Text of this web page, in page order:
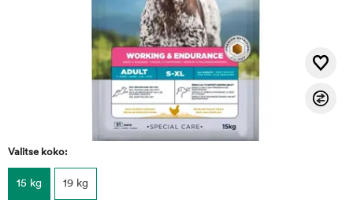
Valitse koko:
15 kg 19 kg